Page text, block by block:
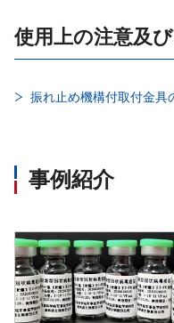
使用上の注意及
振れ止め機構付取付金具
事例紹介